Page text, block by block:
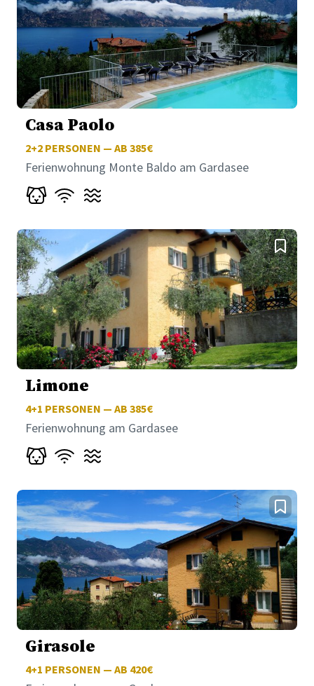
Casa Paolo
2+2 PERSONEN — AB 385€
Ferienwohnung Monte Baldo am Gardasee
Limone
4+1 PERSONEN — AB 385€
Ferienwohnung am Gardasee
Girasole
4+1 PERSONEN — AB 420€